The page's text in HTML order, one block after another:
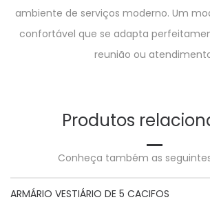
ambiente de serviços moderno. Um
confortável que se adapta
reunião ou
Produtos
Conheça também as
ARMÁRIO VESTIÁRIO DE 5 CACIFOS